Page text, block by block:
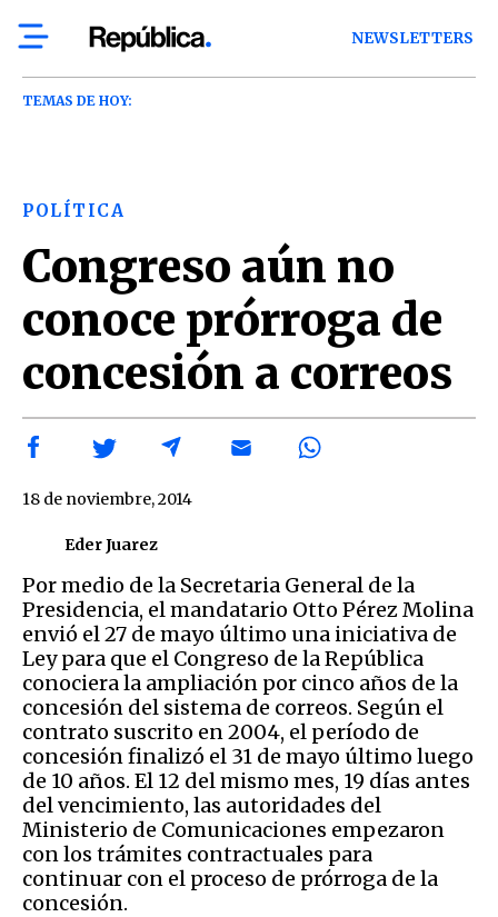
NEWSLETTERS
TEMAS DE HOY:
POLÍTICA
Congreso aún no
conoce prórroga de
concesión a correos
Eder Juarez
18 de noviembre, 2014
Por medio de la Secretaria General de la
Presidencia, el mandatario Otto Pérez Molina
envió el 27 de mayo último una iniciativa de
Ley para que el Congreso de la República
conociera la ampliación por cinco años de la
concesión del sistema de correos. Según el
contrato suscrito en 2004, el período de
concesión finalizó el 31 de mayo último luego
de 10 años. El 12 del mismo mes, 19 días antes
del vencimiento, las autoridades del
Ministerio de Comunicaciones empezaron
con los trámites contractuales para
continuar con el proceso de prórroga de la
concesión.